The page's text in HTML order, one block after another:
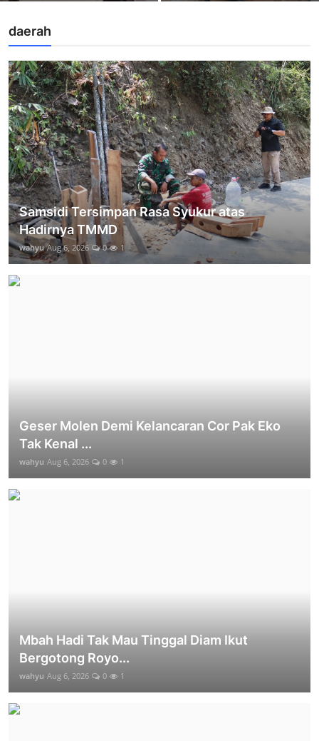
daerah
Samsidi Tersimpan Rasa Syukur atas
Hadirnya TMMD
wahyu Aug 6, 2026 0 1
Geser Molen Demi Kelancaran Cor Pak Eko
Tak Kenal ...
wahyu Aug 6, 2026 0 1
Mbah Hadi Tak Mau Tinggal Diam Ikut
Bergotong Royo...
wahyu Aug 6, 2026 0 1